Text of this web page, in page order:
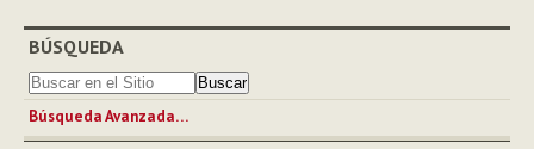
BÚSQUEDA
Búsqueda Avanzada…